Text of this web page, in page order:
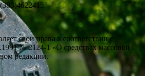
свои права в соответствии с
№ 2124-1 «О средствах массовой
редакции.